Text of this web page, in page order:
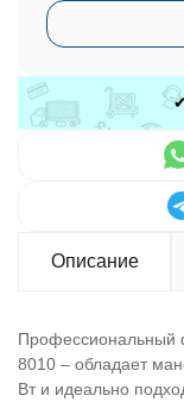
Описание
Профессиональный
8010 – обладает
Вт и идеально